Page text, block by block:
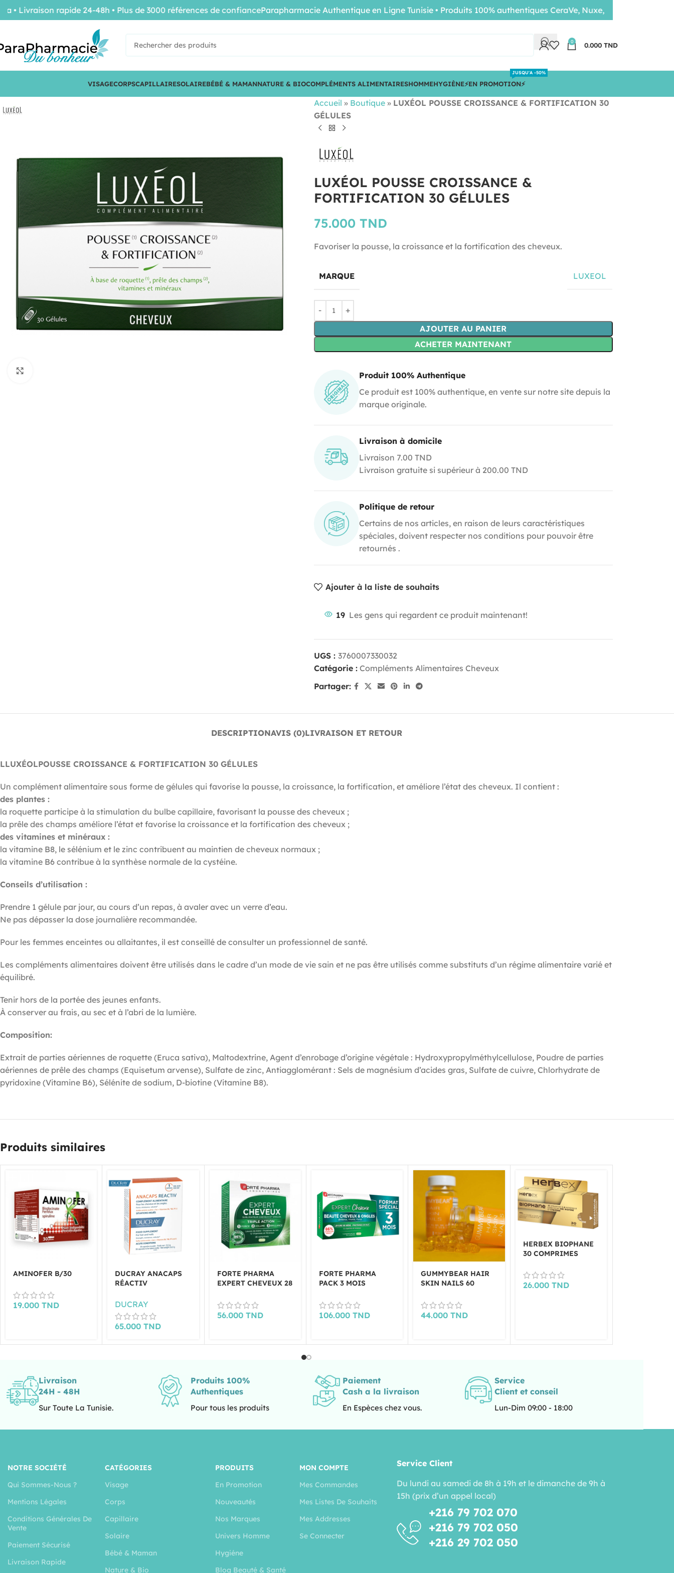
0 0.000 TND
VISAGECORPSCAPILLAIRESOLAIREBÉBÉ & MAMANNATURE & BIOCOMPLÉMENTS ALIMENTAIRESHOMMEHYGIÈNE⚡️EN PROMOTION⚡️
JUSQU'A -50%
Accueil » Boutique» LUXÉOL POUSSE CROISSANCE & FORTIFICATION 30
GÉLULES
LUXÉOL POUSSE CROISSANCE &
FORTIFICATION 30 GÉLULES
75.000 TND
Favoriser la pousse, la croissance et la fortification des cheveux.
MARQUE LUXEOL
AJOUTER AU PANIER
ACHETER MAINTENANT
Produit 100% Authentique
Ce produit est 100% authentique, en vente sur notre site depuis la
marque originale.
Livraison à domicile
Livraison 7.00 TND
Livraison gratuite si supérieur à 200.00 TND
Politique de retour
Certains de nos articles, en raison de leurs caractéristiques
spéciales, doivent respecter nos conditions pour pouvoir être
retournés .
Ajouter à la liste de souhaits
19 Les gens qui regardent ce produit maintenant!
UGS : 3760007330032
Catégorie : Compléments Alimentaires Cheveux
Partager:
DESCRIPTIONAVIS (0)LIVRAISON ET RETOUR
LLUXÉOLPOUSSE CROISSANCE & FORTIFICATION 30 GÉLULES
Un complément alimentaire sous forme de gélules qui favorise la pousse, la croissance, la fortification, et améliore l’état des cheveux. Il contient :
des plantes :
la roquette participe à la stimulation du bulbe capillaire, favorisant la pousse des cheveux ;
la prêle des champs améliore l’état et favorise la croissance et la fortification des cheveux ;
des vitamines et minéraux :
la vitamine B8, le sélénium et le zinc contribuent au maintien de cheveux normaux ;
la vitamine B6 contribue à la synthèse normale de la cystéine.
Conseils d’utilisation :
Prendre 1 gélule par jour, au cours d’un repas, à avaler avec un verre d’eau.
Ne pas dépasser la dose journalière recommandée.
Pour les femmes enceintes ou allaitantes, il est conseillé de consulter un professionnel de santé.
Les compléments alimentaires doivent être utilisés dans le cadre d’un mode de vie sain et ne pas être utilisés comme substituts d’un régime alimentaire varié et
équilibré.
Tenir hors de la portée des jeunes enfants.
À conserver au frais, au sec et à l’abri de la lumière.
Composition:
Extrait de parties aériennes de roquette (Eruca sativa), Maltodextrine, Agent d’enrobage d’origine végétale : Hydroxypropylméthylcellulose, Poudre de parties
aériennes de prêle des champs (Equisetum arvense), Sulfate de zinc, Antiagglomérant : Sels de magnésium d’acides gras, Sulfate de cuivre, Chlorhydrate de
pyridoxine (Vitamine B6), Sélénite de sodium, D-biotine (Vitamine B8).
Produits similaires
AMINOFER B/30
19.000 TND
DUCRAY ANACAPS
RÉACTIV
ALIMENTAIRE 30
CAPSULES
DUCRAY
65.000TND
FORTE PHARMA
EXPERT CHEVEUX 28
56.000 TND
FORTE PHARMA
PACK 3 MOIS
106.000 TND
GUMMYBEAR HAIR
SKIN NAILS 60
44.000TND
HERBEX BIOPHANE
30 COMPRIMES
26.000 TND
Livraison
24H - 48H
Sur Toute La Tunisie.
Produits 100%
Authentiques
Pour tous les produits
Paiement
Cash a la livraison
En Espèces chez vous.
Service
Client et conseil
Lun-Dim 09:00 - 18:00
NOTRE SOCIÉTÉ
Qui Sommes-Nous ?
Mentions Légales
Conditions Générales De
Vente
Paiement Sécurisé
Livraison Rapide
CATÉGORIES
Visage
Corps
Capillaire
Solaire
Bébé & Maman
Nature & Bio
PRODUITS
En Promotion
Nouveautés
Nos Marques
Univers Homme
Hygiéne
Blog Beauté & Santé
MON COMPTE
Mes Commandes
Mes Listes De Souhaits
Mes Addresses
Se Connecter
Service Client
Du lundi au samedi de 8h à 19h et le dimanche de 9h à
15h (prix d’un appel local)
+216 79 702 070
+216 79 702 050
+216 29 702 050
rapide 24-48h • Plus de 3000 références de confianceParapharmacie Authentique en Ligne Tunisie • Produits 100% authentiques CeraVe, Nuxe, Bioderma • Livraison